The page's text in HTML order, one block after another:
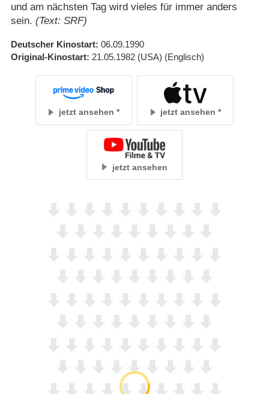
und am nächsten Tag wird vieles für immer anders
sein. (Text: SRF)
Deutscher Kinostart 06.09.1990
Original-Kinostart 21.05.1982 (USA) (Englisch)
jetzt ansehen jetzt ansehen
jetzt ansehen